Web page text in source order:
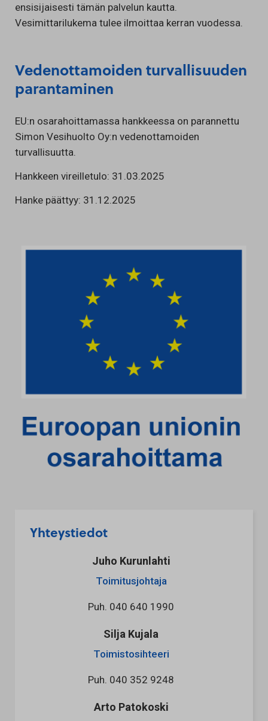
ensisijaisesti tämän palvelun kautta.
Vesimittarilukema tulee ilmoittaa kerran vuodessa.
Vedenottamoiden turvallisuuden
parantaminen
EU:n osarahoittamassa hankkeessa on parannettu
Simon Vesihuolto Oy:n vedenottamoiden
turvallisuutta.
Hankkeen vireilletulo: 31.03.2025
Hanke päättyy: 31.12.2025
Yhteystiedot
Juho Kurunlahti
Toimitusjohtaja
Puh. 040 640 1990
Silja Kujala
Toimistosihteeri
Puh. 040 352 9248
Arto Patokoski